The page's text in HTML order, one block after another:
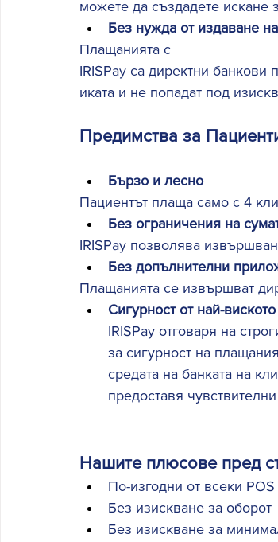
можете да създадете искане
Без нужда от издаване
Плащанията с
IRISPay са директни банкови
иката и не попадат под
Предимства за
Бързо и лесно
Пациентът плаща само с 4
Без ограничения на
IRISPay позволява
Без допълнителни
Плащанията се извършват
Сигурност от най-
IRISPay отговаря на
за сигурност на
средата на банката на
предоставя чувствителни
Нашите плюсове пред
По-изгодни от всеки
Без изискване за оборот
Без изискване за